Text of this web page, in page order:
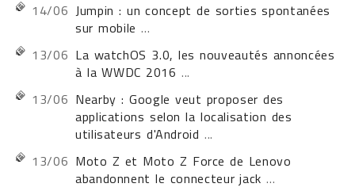
14/06 Jumpin : un concept de sorties spontanées
sur mobile ...
13/06 La watchOS 3.0, les nouveautés annoncées
à la WWDC 2016 ...
13/06 Nearby : Google veut proposer des
applications selon la localisation des
utilisateurs d'Android ...
13/06 Moto Z et Moto Z Force de Lenovo
abandonnent le connecteur jack ...